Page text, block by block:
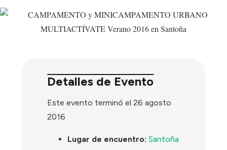
Detalles de Evento
Este evento terminó el 26 agosto
2016
Lugar de encuentro: Santoña